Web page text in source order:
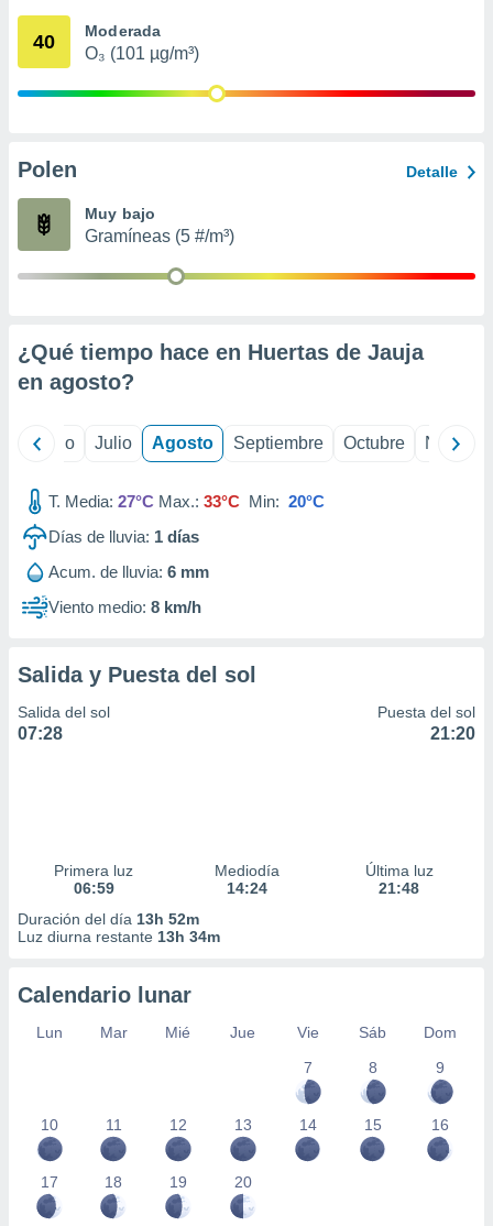
mediante
publicidad
de
40 Moderada
O₃ (101 µg/m³)
Polen Detalle
Muy bajo
Gramíneas (5 #/m³)
¿Qué tiempo hace en Huertas de Jauja
en agosto?
Junio Julio Agosto Septiembre Octubre
T. Media: 27°C Max.: 33°C Min: 20°C
Días de lluvia: 1 días
Acum. de lluvia: 6 mm
Viento medio: 8 km/h
Salida y Puesta del sol
Salida del sol
07:28
Puesta del sol
21:20
Primera luz
06:59
Mediodía
14:24
Última luz
21:48
Duración del día 13h 52m
Luz diurna restante 13h 34m
Calendario lunar
Lun Mar Mié Jue Vie Sáb
Dom
7
8 9
10 11 12 13 14 15 16
17 18 19 20